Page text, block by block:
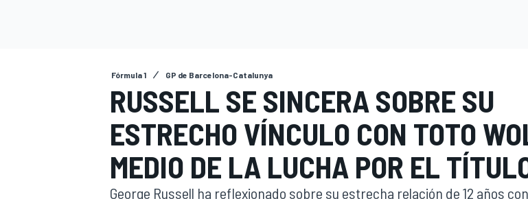
INDYCAR
Fórmula 1 GP de Barcelona-Catalunya
RUSSELL SE SINCERA SOBRE SU
ESTRECHO VÍNCULO CON TOTO
MEDIO DE LA LUCHA POR EL
George Russell ha reflexionado sobre su estrecha relación de 12 años